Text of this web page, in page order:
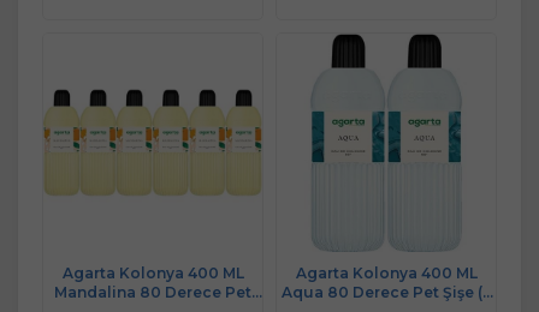
Agarta Kolonya 400 ML
Mandalina 80 Derece Pet
Agarta Kolonya 400 ML
Aqua 80 Derece Pet Şişe (2